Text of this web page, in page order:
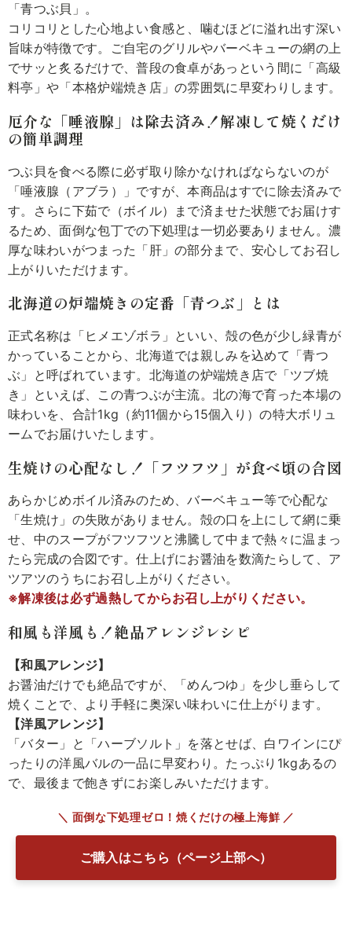
「青つぶ貝」。
コリコリとした心地よい食感と、噛むほどに溢れ出す深い
旨味が特徴です。ご自宅のグリルやバーベキューの網の上
でサッと炙るだけで、普段の食卓があっという間に「高級
料亭」や「本格炉端焼き店」の雰囲気に早変わりします。
厄介な「唾液腺」は除去済み！解凍して焼くだけ
の簡単調理
つぶ貝を食べる際に必ず取り除かなければならないのが
「唾液腺（アブラ）」ですが、本商品はすでに除去済みで
す。さらに下茹で（ボイル）まで済ませた状態でお届けす
るため、面倒な包丁での下処理は一切必要ありません。濃
厚な味わいがつまった「肝」の部分まで、安心してお召し
上がりいただけます。
北海道の炉端焼きの定番「青つぶ」とは
正式名称は「ヒメエゾボラ」といい、殻の色が少し緑青が
かっていることから、北海道では親しみを込めて「青つ
ぶ」と呼ばれています。北海道の炉端焼き店で「ツブ焼
き」といえば、この青つぶが主流。北の海で育った本場の
味わいを、合計1kg（約11個から15個入り）の特大ボリュ
ームでお届けいたします。
生焼けの心配なし！「フツフツ」が食べ頃の合図
あらかじめボイル済みのため、バーベキュー等で心配な
「生焼け」の失敗がありません。殻の口を上にして網に乗
せ、中のスープがフツフツと沸騰して中まで熱々に温まっ
たら完成の合図です。仕上げにお醤油を数滴たらして、ア
ツアツのうちにお召し上がりください。
※解凍後は必ず過熱してからお召し上がりください。
和風も洋風も！絶品アレンジレシピ
【和風アレンジ】
お醤油だけでも絶品ですが、「めんつゆ」を少し垂らして
焼くことで、より手軽に奥深い味わいに仕上がります。
【洋風アレンジ】
「バター」と「ハーブソルト」を落とせば、白ワインにぴ
ったりの洋風バルの一品に早変わり。たっぷり1kgあるの
で、最後まで飽きずにお楽しみいただけます。
＼ 面倒な下処理ゼロ！焼くだけの極上海鮮 ／
ご購入はこちら（ページ上部へ）